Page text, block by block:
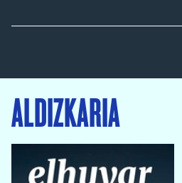
ALDIZKARIA